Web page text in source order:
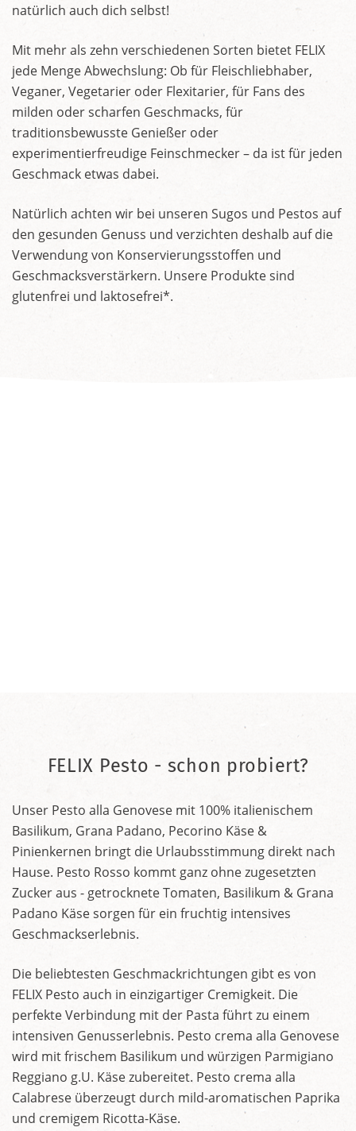
natürlich auch dich selbst!
Mit mehr als zehn verschiedenen Sorten bietet FELIX
jede Menge Abwechslung: Ob für Fleischliebhaber,
Veganer, Vegetarier oder Flexitarier, für Fans des
milden oder scharfen Geschmacks, für
traditionsbewusste Genießer oder
experimentierfreudige Feinschmecker – da ist für jeden
Geschmack etwas dabei.
Natürlich achten wir bei unseren Sugos und Pestos auf
den gesunden Genuss und verzichten deshalb auf die
Verwendung von Konservierungsstoffen und
Geschmacksverstärkern. Unsere Produkte sind
glutenfrei und laktosefrei*.
FELIX Pesto - schon probiert?
Unser Pesto alla Genovese mit 100% italienischem
Basilikum, Grana Padano, Pecorino Käse &
Pinienkernen bringt die Urlaubsstimmung direkt nach
Hause. Pesto Rosso kommt ganz ohne zugesetzten
Zucker aus - getrocknete Tomaten, Basilikum & Grana
Padano Käse sorgen für ein fruchtig intensives
Geschmackserlebnis.
Die beliebtesten Geschmackrichtungen gibt es von
FELIX Pesto auch in einzigartiger Cremigkeit. Die
perfekte Verbindung mit der Pasta führt zu einem
intensiven Genusserlebnis. Pesto crema alla Genovese
wird mit frischem Basilikum und würzigen Parmigiano
Reggiano g.U. Käse zubereitet. Pesto crema alla
Calabrese überzeugt durch mild-aromatischen Paprika
und cremigem Ricotta-Käse.